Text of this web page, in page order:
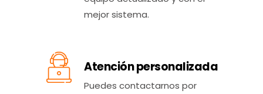
mejor sistema.
Atención personalizada
Puedes contactarnos por